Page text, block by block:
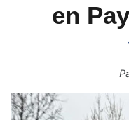
en